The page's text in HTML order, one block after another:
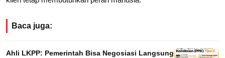
Baca juga:
Ahli LKPP: Pemerintah Bisa Negosiasi Langsung